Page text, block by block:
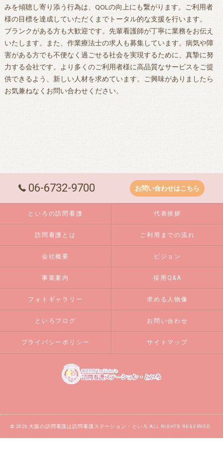
みを傾聴し寄り添う行為は、QOLの向上にも繋がります。ご利用者
様の目標を達成していただくまでトータル的な支援を行います。
ブランクがある方も大歓迎です。先輩看護師が丁寧に業務をお伝え
いたします。また、作業療法士の求人も募集しています。病気や障
害がある方でも不便なく過ごせる社会を実現するために、真摯に努
力する会社です。より多くのご利用者様に高品質なサービスをご提
供できるよう、新しい人材を求めています。ご興味がありましたら
お気兼ねなくお問い合わせください。
06-6732-9700 お問い合わせはこちら
といろの訪問看護 代表挨拶
訪問看護とは ご利用までの流れ
会社概要 ビジョン
事業案内 採用Q&A
フォトギャラリー 求める人物像
といろブログ お問い合わせ
プライバシーポリシー サイトマップ
© 2026 大阪の訪問看護は訪問看護ステーション・といろ ALL RIGHTS RESERVED.